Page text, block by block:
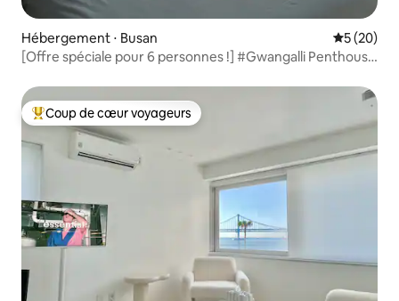
Hébergement ⋅ Busan
5 (20)
[Offre spéciale pour 6 personnes !] #Gwangalli Penthouse
#Jacuzzi intérieur #Karaoké #Projecteur
Coups de cœur voyageurs les plus appréciés
Coup de cœur voyageurs